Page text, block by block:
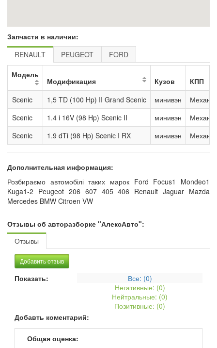
Запчасти в наличии:
RENAULT
PEUGEOT FORD
Модель
Модификация Кузов
КПП
Scenic
1,5 TD (100 Hp) II Grand Scenic минивэн
Механ.
Scenic
1.4 i 16V (98 Hp) Scenic II минивэн
Механ.
Scenic
1.9 dTi (98 Hp) Scenic I RX минивэн Механ.
Дополнительная информация:
Розбираємо автомобілі таких марок Ford Focus1 Mondeo1
Kuga1-2 Peugeot 206 607 405 406 Renault Jaguar Mazda
Mercedes BMW Citroen VW
Отзывы об авторазборке "АлексАвто":
Отзывы
Добавить отзыв
Показать: Все: (0)
Негативные: (0)
Нейтральные: (0)
Позитивные: (0)
Добавть коментарий:
Общая оценка: